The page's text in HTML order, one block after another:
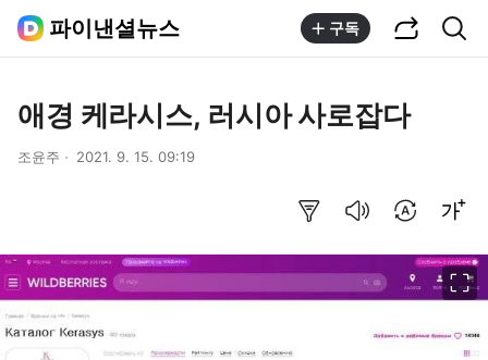
파이낸셜뉴스 구독
애경 케라시스, 러시아 사로잡다
조윤주 2021. 9. 15. 09:19